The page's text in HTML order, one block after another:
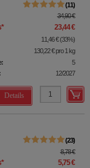
11
34,90 €
* 23,44 €
11,46 € (33%)
130,22 €pro 1 kg
5
12/2027
Details
23
8,78 €
* 5,75 €